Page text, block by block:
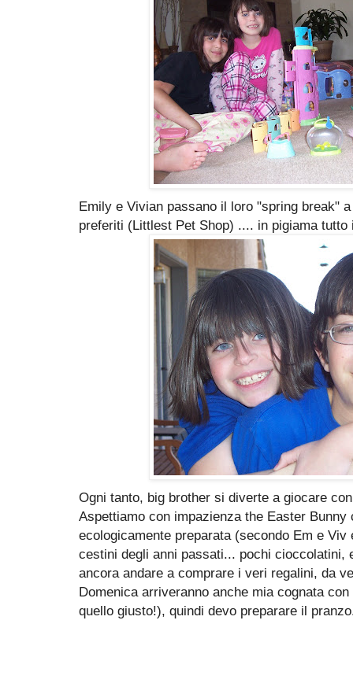
Emily e Vivian passano il loro "spring break"
preferiti (Littlest Pet Shop) .... in pigiama
Ogni tanto, big brother si diverte a giocare
Aspettiamo con impazienza the Easter Bunny
ecologicamente preparata (secondo Em e
cestini degli anni passati... pochi cioccolatini,
ancora andare a comprare i veri regalini, da
Domenica arriveranno anche mia cognata
quello giusto!), quindi devo preparare il